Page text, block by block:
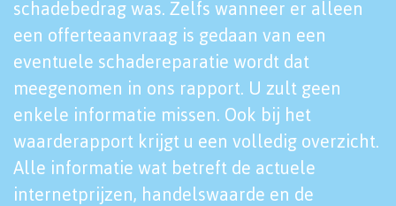
schadebedrag was. Zelfs wanneer er alleen
een offerteaanvraag is gedaan van een
eventuele schadereparatie wordt dat
meegenomen in ons rapport. U zult geen
enkele informatie missen. Ook bij het
waarderapport krijgt u een volledig overzicht.
Alle informatie wat betreft de actuele
internetprijzen, handelswaarde en de